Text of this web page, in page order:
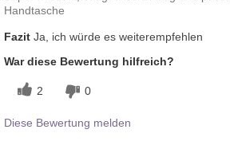
Handtasche
Fazit Ja, ich würde es weiterempfehlen
War diese Bewertung hilfreich?
2 0
Diese Bewertung melden